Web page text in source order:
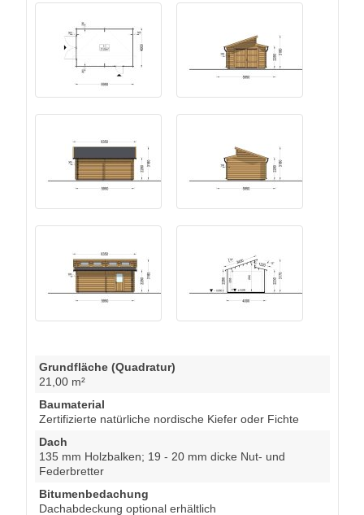
Grundfläche (Quadratur)
21,00 m²
Baumaterial
Zertifizierte natürliche nordische Kiefer oder Fichte
Dach
135 mm Holzbalken; 19 - 20 mm dicke Nut- und
Federbretter
Bitumenbedachung
Dachabdeckung optional erhältlich